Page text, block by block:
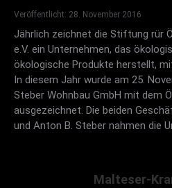
Goldener Baum
Ehrenpräsident der
Rainer Matejka, am 22.
einer Feierstunde im
Veröffentlicht: 28. November 2016
Jährlich zeichnet die Stiftung rür
e.V. ein Unternehmen, das
ökologische Produkte herstellt,
In diesem Jahr wurde am 25.
Steber Wohnbau GmbH mit dem
ausgezeichnet. Die beiden
und Anton B. Steber nahmen die
Malteser-